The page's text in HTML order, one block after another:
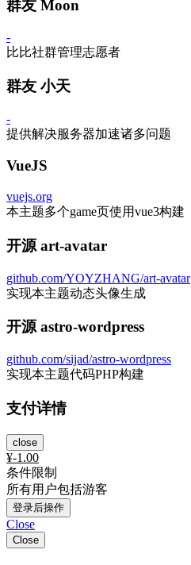
群友 Moon
-
比比社群管理志愿者
群友 小天
-
提供解决服务器加速诸多问题
VueJS
vuejs.org
本主题多个game页使用vue3构建
开源 art-avatar
github.com/YOYZHANG/art-avatar
实现本主题动态头像生成
开源 astro-wordpress
github.com/sijad/astro-wordpress
实现本主题代码PHP构建
支付详情
close
¥-1.00
条件限制
所有用户包括游客
登录后操作
Close
Close